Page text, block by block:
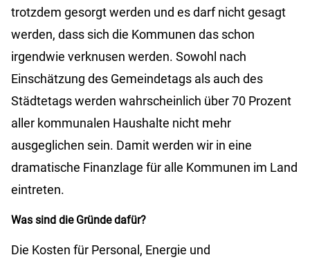
trotzdem gesorgt werden und es darf nicht gesagt
werden, dass sich die Kommunen das schon
irgendwie verknusen werden. Sowohl nach
Einschätzung des Gemeindetags als auch des
Städtetags werden wahrscheinlich über 70 Prozent
aller kommunalen Haushalte nicht mehr
ausgeglichen sein. Damit werden wir in eine
dramatische Finanzlage für alle Kommunen im Land
eintreten.
Was sind die Gründe dafür?
Die Kosten für Personal, Energie und